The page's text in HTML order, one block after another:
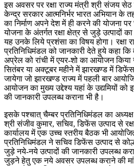
इस अवसर पर रक्षा राज्य मंत्री श्री संजय
केन्द्र सरकार आत्मनिर्भर भारत अभियान के
का निर्माण अपने देश में ही करने की योजना
योजना के अंतर्गत रक्षा क्षेत्र से जुड़े उत्पादों
यह उनके लिये प्रशंसा का विषय होगा। रक्षा
प्रतिनिधिमंडल को जानकारी देते हुये कहा कि
अप्रेल को रांची में एयर-शो का आयोजन किया
सितंबर या अक्टूबर महीने में झारखण्ड में
जायेगा जो झारखण्ड राज्य में पहली बार
आयोजन का मुख्य उद्देश्य यहां के उद्यमियों
की जानकारी उपलब्ध कराना भी है।
इसके पश्चात् चैम्बर प्रतिनिधिमंडल का
श्री संजीव कुमार, सचिव, डिफेंस उत्पाद से
कार्यालय में एक उच्च स्तरीय बैठक भी
प्रतिनिधिमंडल ने सचिव डिफेंस उत्पाद से
जुड़े नये-नये उत्पादों की जानकारी उपलब्ध
जुड़ने हेतु एक नये अवसर उपलब्ध कराने की